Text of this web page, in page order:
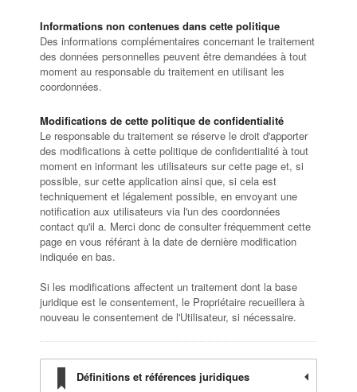
Informations non contenues dans cette politique
Des informations complémentaires concernant le traitement
des données personnelles peuvent être demandées à tout
moment au responsable du traitement en utilisant les
coordonnées.
Modifications de cette politique de confidentialité
Le responsable du traitement se réserve le droit d'apporter
des modifications à cette politique de confidentialité à tout
moment en informant les utilisateurs sur cette page et, si
possible, sur cette application ainsi que, si cela est
techniquement et légalement possible, en envoyant une
notification aux utilisateurs via l'un des coordonnées
contact qu'il a. Merci donc de consulter fréquemment cette
page en vous référant à la date de dernière modification
indiquée en bas.
Si les modifications affectent un traitement dont la base
juridique est le consentement, le Propriétaire recueillera à
nouveau le consentement de l'Utilisateur, si nécessaire.
Définitions et références juridiques